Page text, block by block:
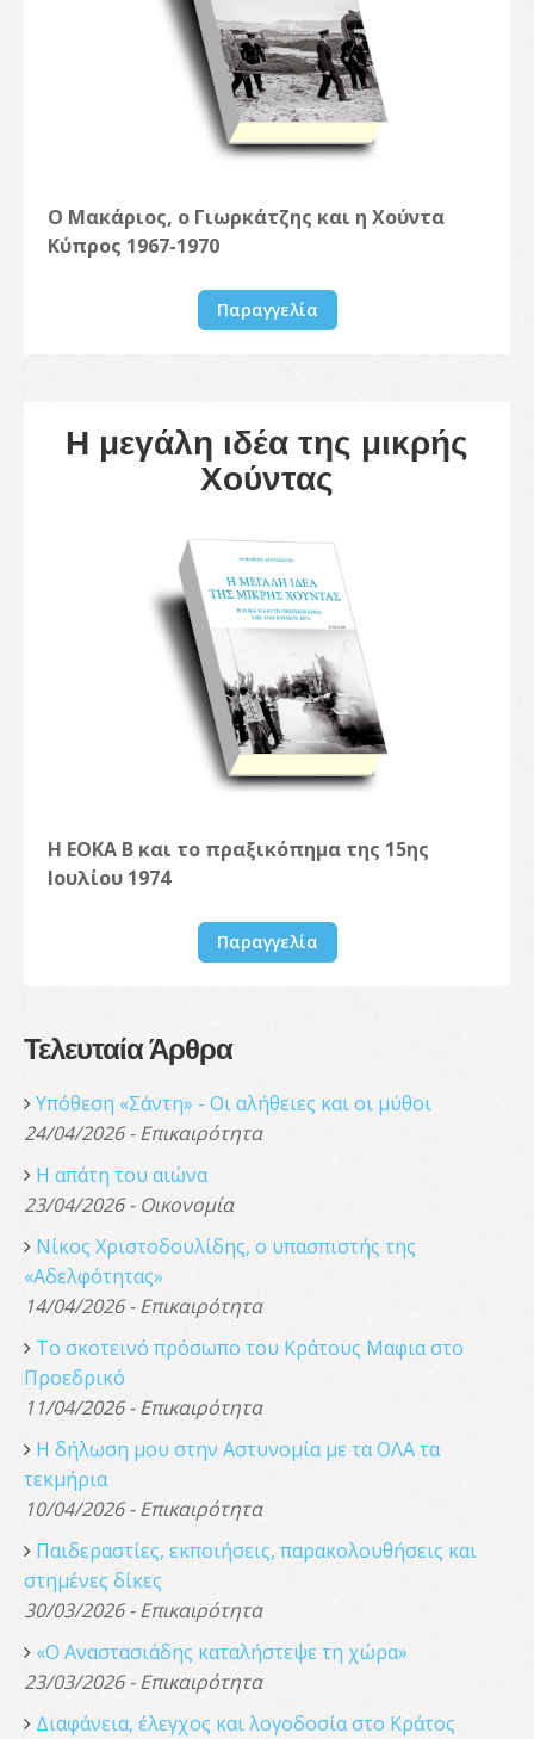
Ο Μακάριος, ο Γιωρκάτζης και η Χούντα
Κύπρος 1967-1970
Παραγγελία
Η μεγάλη ιδέα της μικρής
Χούντας
Η ΕΟΚΑ Β και το πραξικόπημα της 15ης
Ιουλίου 1974
Παραγγελία
Τελευταία Άρθρα
Υπόθεση «Σάντη» - Οι αλήθειες και οι μύθοι
24/04/2026 - Επικαιρότητα
Η απάτη του αιώνα
23/04/2026 - Οικονομία
Νίκος Χριστοδουλίδης, o υπασπιστής της
«Αδελφότητας»
14/04/2026 - Επικαιρότητα
Το σκοτεινό πρόσωπο του Κράτους Μαφια στο
Προεδρικό
11/04/2026 - Επικαιρότητα
Η δήλωση μου στην Αστυνομία με τα ΟΛΑ τα
τεκμήρια
10/04/2026 - Επικαιρότητα
Παιδεραστίες, εκποιήσεις, παρακολουθήσεις και
στημένες δίκες
30/03/2026 - Επικαιρότητα
«Ο Αναστασιάδης καταλήστεψε τη χώρα»
23/03/2026 - Επικαιρότητα
Διαφάνεια, έλεγχος και λογοδοσία στο Κράτος